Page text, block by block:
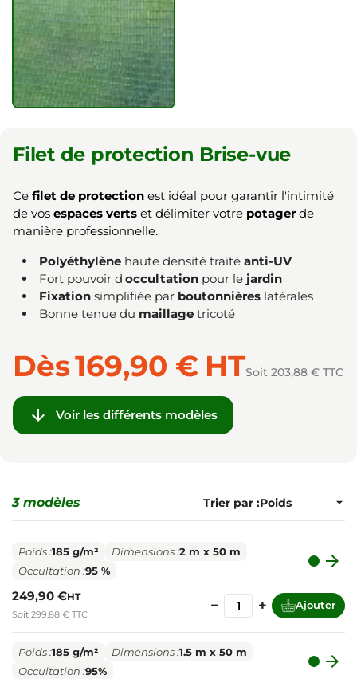
Filet de protection Brise-vue
Ce filet de protection est idéal pour garantir l'intimité
de vos espaces verts et délimiter votre potagerde
manière professionnelle.
Polyéthylène haute densité traité anti-UV
Fort pouvoir d'occultation pour le jardin
Fixation simplifiée par boutonnières latérales
Bonne tenue du maillage tricoté
Dès169,90 € HTSoit 203,88 € TTC
 Voir les différents modèles
3 modèles Trier par :
Poids :185 g/m² Dimensions :2 m x 50 m
Occultation :95 % 
249,90 €HT
Soit 299,88 € TTC
− + Ajouter
Poids :185 g/m² Dimensions :1.5 m x 50 m
Occultation :95% 